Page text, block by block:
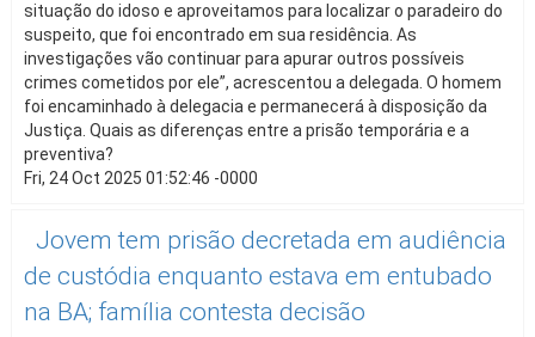
situação do idoso e aproveitamos para localizar o paradeiro do
suspeito, que foi encontrado em sua residência. As
investigações vão continuar para apurar outros possíveis
crimes cometidos por ele”, acrescentou a delegada. O homem
foi encaminhado à delegacia e permanecerá à disposição da
Justiça. Quais as diferenças entre a prisão temporária e a
preventiva?
Fri, 24 Oct 2025 01:52:46 -0000
Jovem tem prisão decretada em audiência
de custódia enquanto estava em entubado
na BA; família contesta decisão